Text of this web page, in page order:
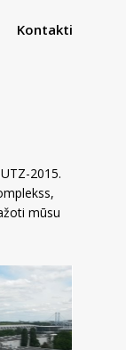
Kontakti
2015.
mūsu